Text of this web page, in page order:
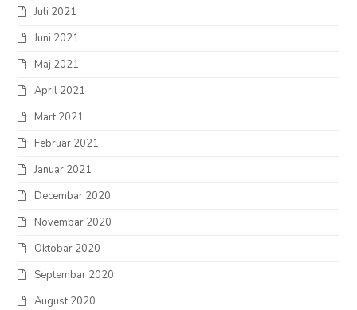
Juli 2021
Juni 2021
Maj 2021
April 2021
Mart 2021
Februar 2021
Januar 2021
Decembar 2020
Novembar 2020
Oktobar 2020
Septembar 2020
August 2020